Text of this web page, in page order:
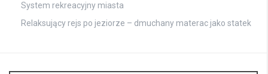
System rekreacyjny miasta
Relaksujący rejs po jeziorze – dmuchany materac jako statek